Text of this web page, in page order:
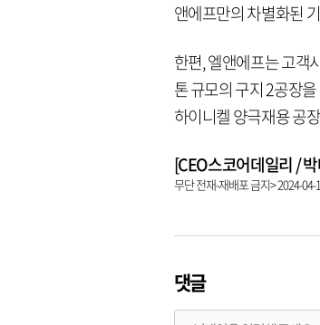
앤에프만의 차별화된
한편, 엘앤에프는 고객
톤 규모의 구지 2공장
하이니켈 양극재용 공
[CEO스코어데일리 /
무단 전재-재배포 금지> 2024-04-
댓글